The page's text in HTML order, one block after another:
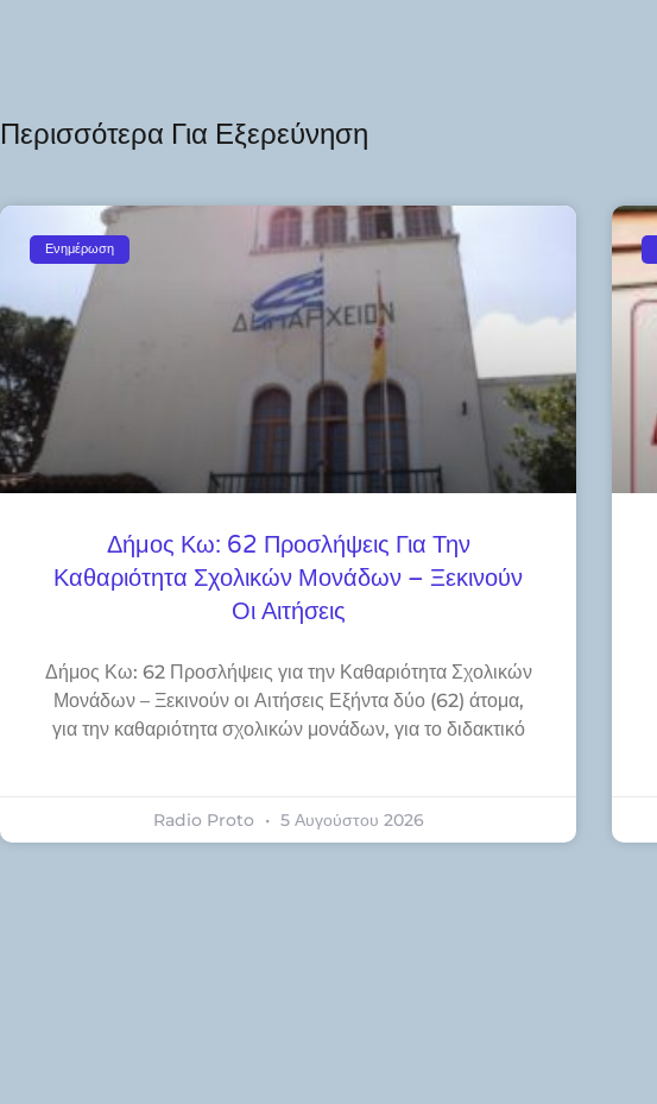
Περισσότερα Για Εξερεύνηση
Ενημέρωση
Δήμος Κω: 62 Προσλήψεις Για Την
Καθαριότητα Σχολικών Μονάδων – Ξεκινούν
Οι Αιτήσεις
Δήμος Κω: 62 Προσλήψεις για την Καθαριότητα Σχολικών
Μονάδων – Ξεκινούν οι Αιτήσεις Εξήντα δύο (62) άτομα,
για την καθαριότητα σχολικών μονάδων, για το διδακτικό
Radio Proto 5 Αυγούστου 2026